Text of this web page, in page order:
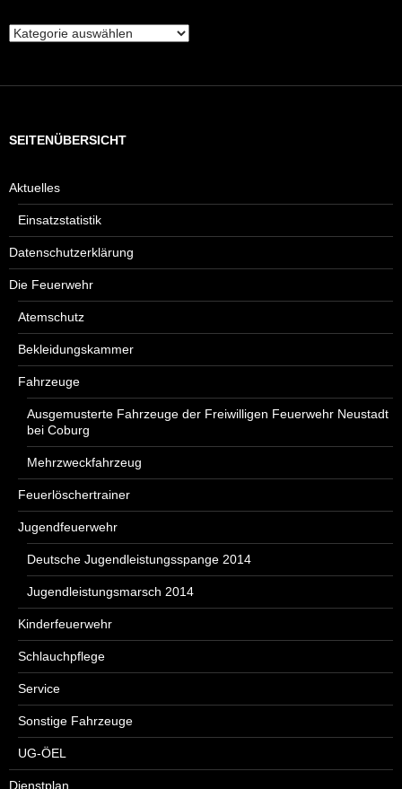
Welche
SEITENÜBERSICHT
Aktuelles
Einsatzstatistik
Datenschutzerklärung
Die Feuerwehr
Atemschutz
Bekleidungskammer
Fahrzeuge
Ausgemusterte Fahrzeuge der Freiwilligen Feuerwehr Neustadt
bei Coburg
Mehrzweckfahrzeug
Feuerlöschertrainer
Jugendfeuerwehr
Deutsche Jugendleistungsspange 2014
Jugendleistungsmarsch 2014
Kinderfeuerwehr
Schlauchpflege
Service
Sonstige Fahrzeuge
UG-ÖEL
Dienstplan